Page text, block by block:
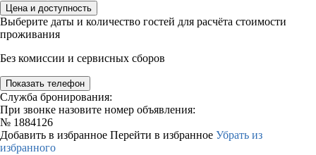
Цена и доступность
Выберите даты и количество гостей для расчёта стоимости
проживания
Без комиссии и сервисных сборов
Показать телефон
Служба бронирования:
При звонке назовите номер объявления:
№ 1884126
Добавить в избранное Перейти в избранное Убрать из
избранного